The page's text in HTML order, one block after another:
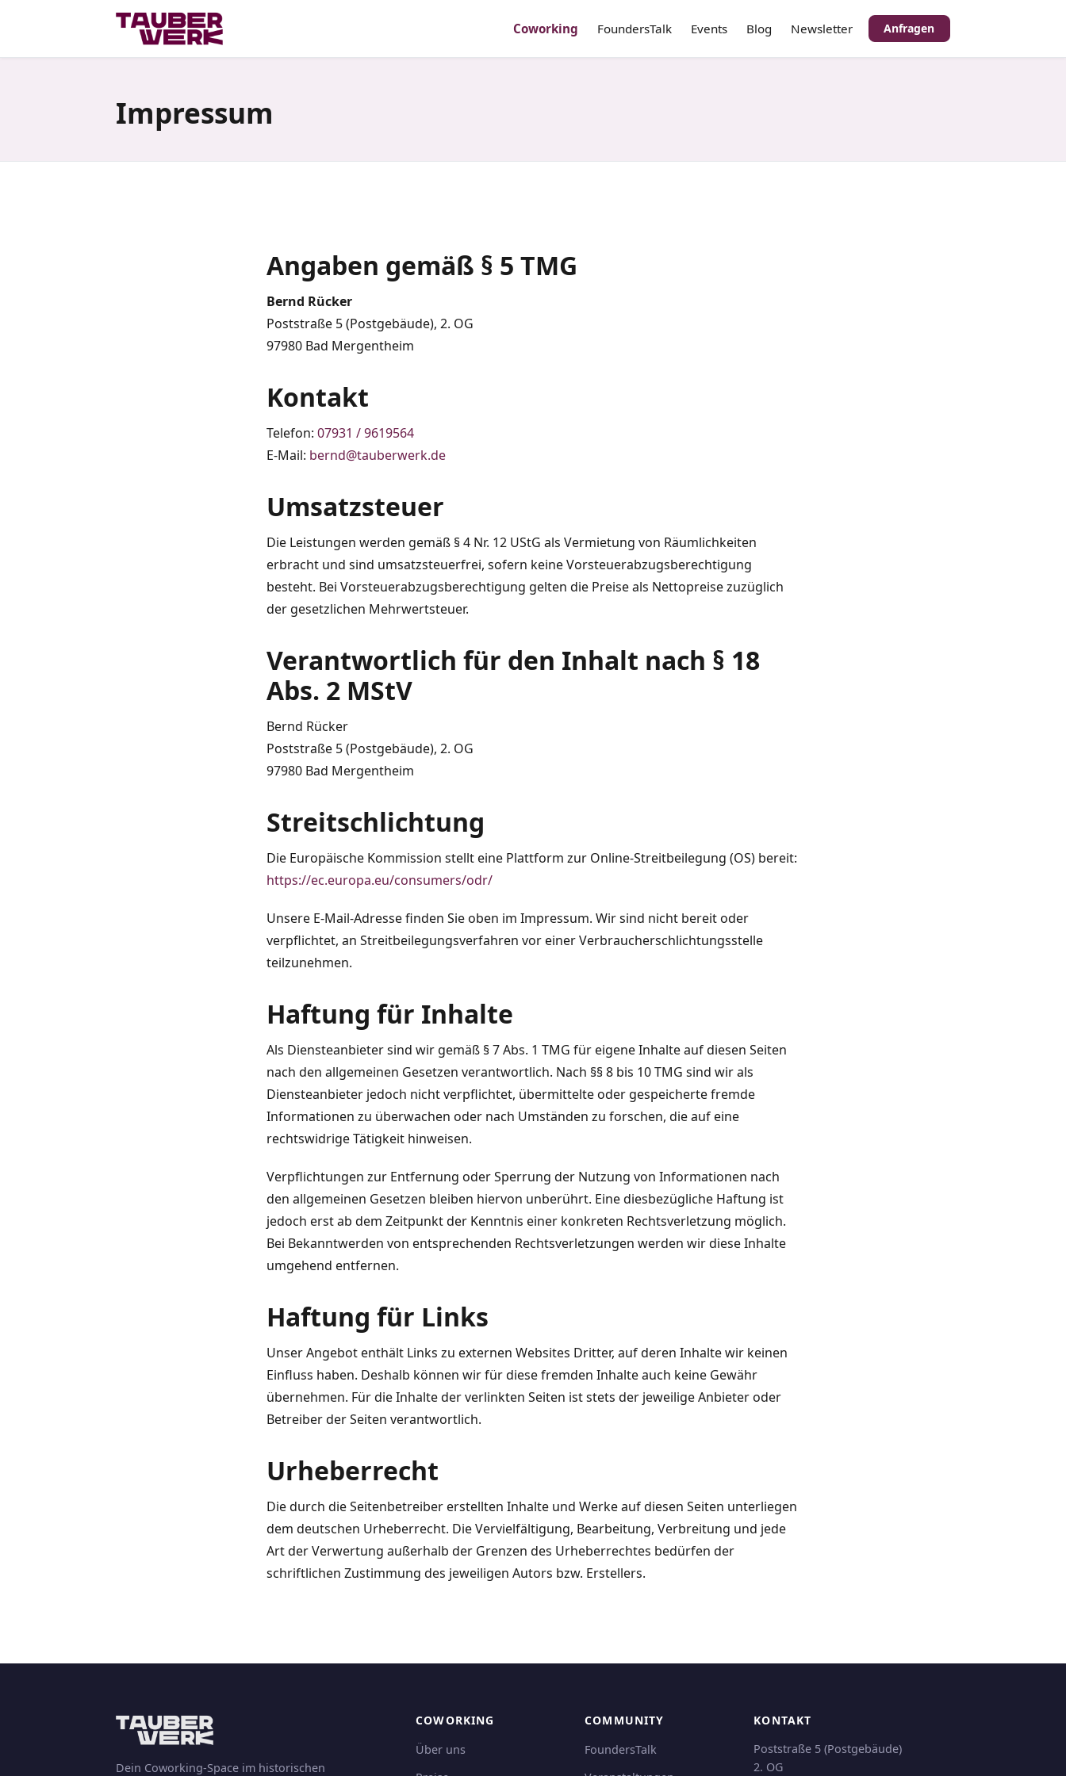
Coworking FoundersTalk Events Blog Newsletter Anfragen
Impressum
Angaben gemäß § 5 TMG
Bernd Rücker
Poststraße 5 (Postgebäude), 2. OG
97980 Bad Mergentheim
Kontakt
Telefon: 07931 / 9619564
E-Mail: bernd@tauberwerk.de
Umsatzsteuer
Die Leistungen werden gemäß § 4 Nr. 12 UStG als Vermietung von Räumlichkeiten
erbracht und sind umsatzsteuerfrei, sofern keine Vorsteuerabzugsberechtigung
besteht. Bei Vorsteuerabzugsberechtigung gelten die Preise als Nettopreise zuzüglich
der gesetzlichen Mehrwertsteuer.
Verantwortlich für den Inhalt nach § 18
Abs. 2 MStV
Bernd Rücker
Poststraße 5 (Postgebäude), 2. OG
97980 Bad Mergentheim
Streitschlichtung
Die Europäische Kommission stellt eine Plattform zur Online-Streitbeilegung (OS) bereit:
https://ec.europa.eu/consumers/odr/
Unsere E-Mail-Adresse finden Sie oben im Impressum. Wir sind nicht bereit oder
verpflichtet, an Streitbeilegungsverfahren vor einer Verbraucherschlichtungsstelle
teilzunehmen.
Haftung für Inhalte
Als Diensteanbieter sind wir gemäß § 7 Abs. 1 TMG für eigene Inhalte auf diesen Seiten
nach den allgemeinen Gesetzen verantwortlich. Nach §§ 8 bis 10 TMG sind wir als
Diensteanbieter jedoch nicht verpflichtet, übermittelte oder gespeicherte fremde
Informationen zu überwachen oder nach Umständen zu forschen, die auf eine
rechtswidrige Tätigkeit hinweisen.
Verpflichtungen zur Entfernung oder Sperrung der Nutzung von Informationen nach
den allgemeinen Gesetzen bleiben hiervon unberührt. Eine diesbezügliche Haftung ist
jedoch erst ab dem Zeitpunkt der Kenntnis einer konkreten Rechtsverletzung möglich.
Bei Bekanntwerden von entsprechenden Rechtsverletzungen werden wir diese Inhalte
umgehend entfernen.
Haftung für Links
Unser Angebot enthält Links zu externen Websites Dritter, auf deren Inhalte wir keinen
Einfluss haben. Deshalb können wir für diese fremden Inhalte auch keine Gewähr
übernehmen. Für die Inhalte der verlinkten Seiten ist stets der jeweilige Anbieter oder
Betreiber der Seiten verantwortlich.
Urheberrecht
Die durch die Seitenbetreiber erstellten Inhalte und Werke auf diesen Seiten unterliegen
dem deutschen Urheberrecht. Die Vervielfältigung, Bearbeitung, Verbreitung und jede
Art der Verwertung außerhalb der Grenzen des Urheberrechtes bedürfen der
schriftlichen Zustimmung des jeweiligen Autors bzw. Erstellers.
Dein Coworking-Space im historischen
COWORKING
Über uns
COMMUNITY
FoundersTalk
KONTAKT
Poststraße 5 (Postgebäude)
2. OG